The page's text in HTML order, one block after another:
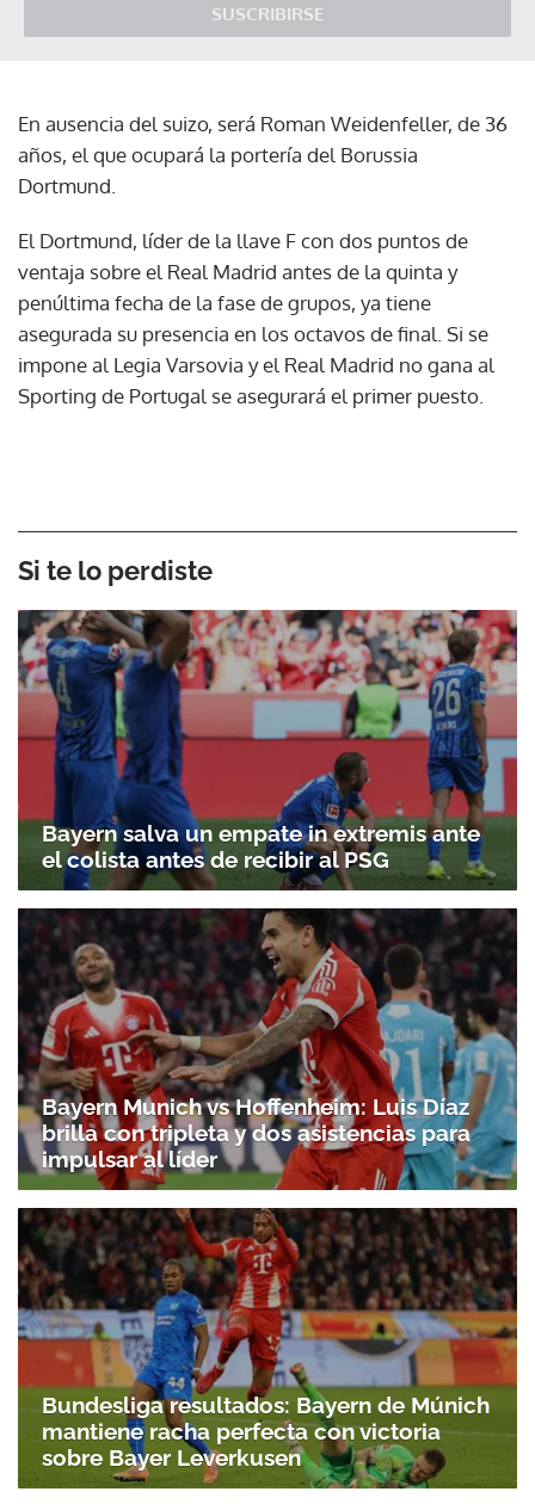
SUSCRIBIRSE
En ausencia del suizo, será Roman Weidenfeller, de 36
años, el que ocupará la portería del Borussia
Dortmund.
El Dortmund, líder de la llave F con dos puntos de
ventaja sobre el Real Madrid antes de la quinta y
penúltima fecha de la fase de grupos, ya tiene
asegurada su presencia en los octavos de final. Si se
impone al Legia Varsovia y el Real Madrid no gana al
Sporting de Portugal se asegurará el primer puesto.
Si te lo perdiste
Bayern salva un empate in extremis ante
el colista antes de recibir al PSG
Bayern Munich vs Hoffenheim: Luis Díaz
brilla con tripleta y dos asistencias para
impulsar al líder
Bundesliga resultados: Bayern de Múnich
mantiene racha perfecta con victoria
sobre Bayer Leverkusen